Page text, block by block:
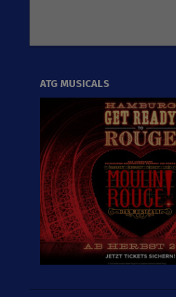
ATG MUSICALS